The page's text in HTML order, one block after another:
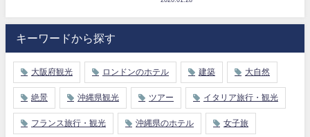
キーワードから探す
大阪府観光 ロンドンのホテル 建築 大自然
絶景 沖縄県観光 ツアー イタリア旅行・観光
フランス旅行・観光 沖縄県のホテル 女子旅